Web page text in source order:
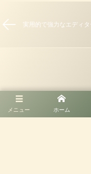
実用的で強力なエディ
メニュー ホーム